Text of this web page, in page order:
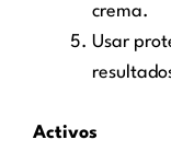
crema.
Usar
Activos